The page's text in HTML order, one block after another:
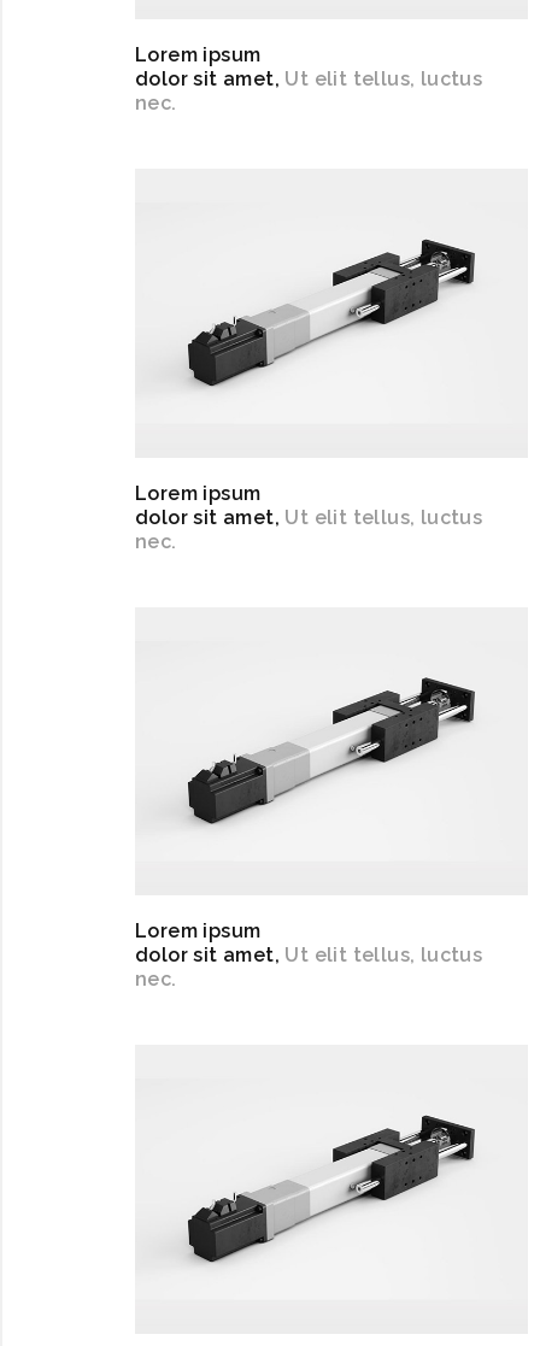
Lorem ipsum
dolor sit amet, Ut elit tellus, luctus
nec.
Lorem ipsum
dolor sit amet, Ut elit tellus, luctus
nec.
Lorem ipsum
dolor sit amet, Ut elit tellus, luctus
nec.